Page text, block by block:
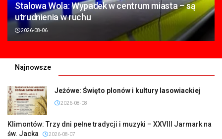
Stalowa Wola: Wypadek w centrum miasta – są
utrudnienia w ruchu
2026-08-06
Najnowsze
Jeżówe: Święto plonów i kultury lasowiackiej
2026-08-08
Klimontów: Trzy dni pełne tradycji i muzyki – XXVIII Jarmark na
św. Jacka
2026-08-07